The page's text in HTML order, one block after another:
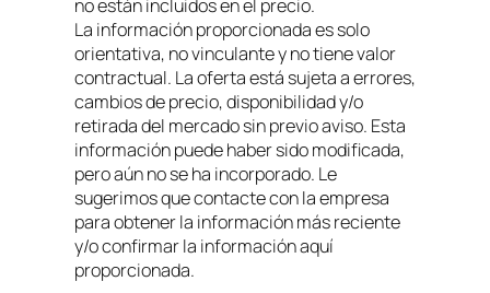
no están incluidos en el precio.
La información proporcionada es solo
orientativa, no vinculante y no tiene valor
contractual. La oferta está sujeta a errores,
cambios de precio, disponibilidad y/o
retirada del mercado sin previo aviso. Esta
información puede haber sido modificada,
pero aún no se ha incorporado. Le
sugerimos que contacte con la empresa
para obtener la información más reciente
y/o confirmar la información aquí
proporcionada.